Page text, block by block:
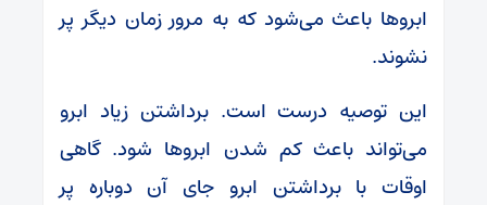
ابروها باعث می‌شود که به مرور زمان دیگر پر
نشوند.
این توصیه درست است. برداشتن زیاد ابرو
می‌تواند باعث کم شدن ابروها شود. گاهی
اوقات با برداشتن ابرو جای آن دوباره پر